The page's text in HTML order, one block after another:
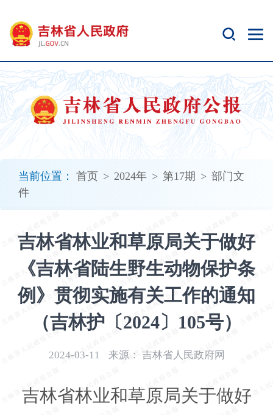
当前位置： 首页 > 2024年 > 第17期 > 部门文
件
吉林省林业和草原局关于做好
《吉林省陆生野生动物保护条
例》贯彻实施有关工作的通知
（吉林护〔2024〕105号）
2024-03-11 来源： 吉林省人民政府网
吉林省林业和草原局关于做好
开
无
障
碍
说
明
加